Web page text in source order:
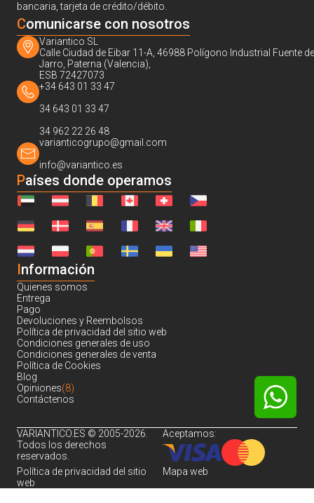
bancaria, tarjeta de crédito/débito.
Comunicarse con nosotros
Variantico SL
Calle Ciudad de Eibar 11-A, 46988 Polígono Industrial Fuente
Jarro, Paterna (Valencia),
ESB 72427073
+34 643 01 33 47
34 643 01 33 47
34 962 22 26 48
varianticogrupo@gmail.com
info@variantico.es
Países donde operamos
Información
Quienes somos
Entrega
Pago
Devoluciones y Reembolsos
Política de privacidad del sitio web
Condiciones generales de uso
Condiciones generales de venta
Política de Cookies
Blog
Opiniones(8)
Contáctenos
VARIANTICO.ES © 2005-2026.
Todos los derechos
reservados.
Aceptamos:
Política de privacidad del sitio
web
Mapa web